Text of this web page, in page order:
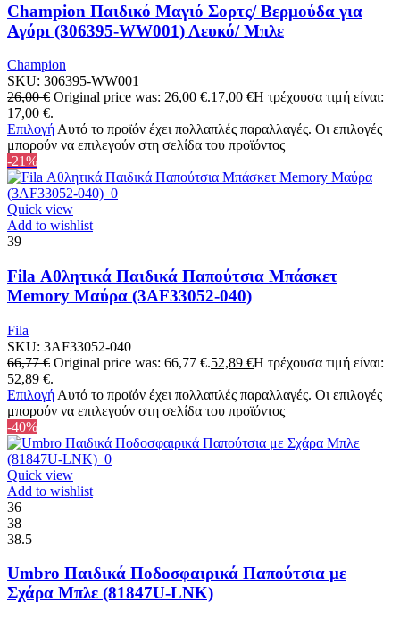
Champion Παιδικό Μαγιό Σορτς/ Βερμούδα για
Αγόρι (306395-WW001) Λευκό/ Μπλε
Champion
SKU: 306395-WW001
26,00€ Original price was: 26,00 €.17,00 €Η τρέχουσα τιμή είναι:
17,00 €.
Επιλογή Αυτό το προϊόν έχει πολλαπλές παραλλαγές. Οι επιλογές
μπορούν να επιλεγούν στη σελίδα του προϊόντος
-21%
Quick view
Add to wishlist
39
Fila Αθλητικά Παιδικά Παπούτσια Μπάσκετ
Memory Μαύρα (3AF33052-040)
Fila
SKU: 3AF33052-040
66,77€ Original price was: 66,77 €.52,89 €Η τρέχουσα τιμή είναι:
52,89 €.
Επιλογή Αυτό το προϊόν έχει πολλαπλές παραλλαγές. Οι επιλογές
μπορούν να επιλεγούν στη σελίδα του προϊόντος
-40%
Quick view
Add to wishlist
36
38
38.5
Umbro Παιδικά Ποδοσφαιρικά Παπούτσια με
Σχάρα Μπλε (81847U-LNK)